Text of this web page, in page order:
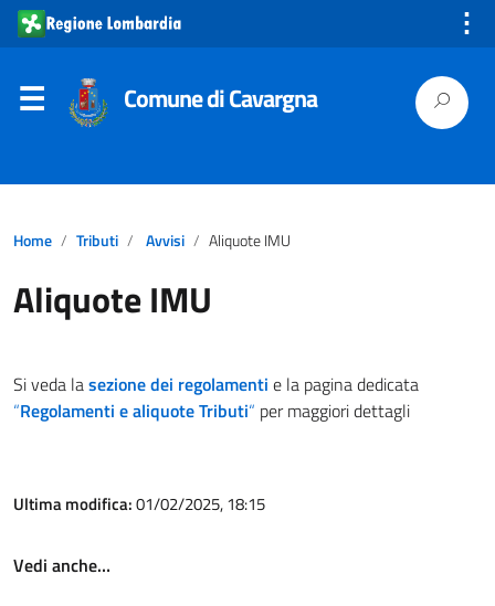
⋮
Comune di Cavargna
Home Tributi Avvisi Aliquote IMU
Aliquote IMU
Si veda lasezione dei regolamenti e la pagina dedicata
“Regolamenti e aliquote Tributi“ per maggiori dettagli
Ultima modifica:01/02/2025, 18:15
Vedi anche…